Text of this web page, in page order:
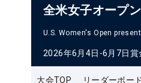
全米女子オープン
U.S. Women's Open
2026年6月4日-6月7日賞
大会TOP リーダーボード